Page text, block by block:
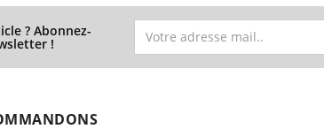
? Abonnez-
!
et si on
de type 2
Youtube
Eczéma Chronique des Mains : se
L'été arrive… et avec lui, un tout nouveau